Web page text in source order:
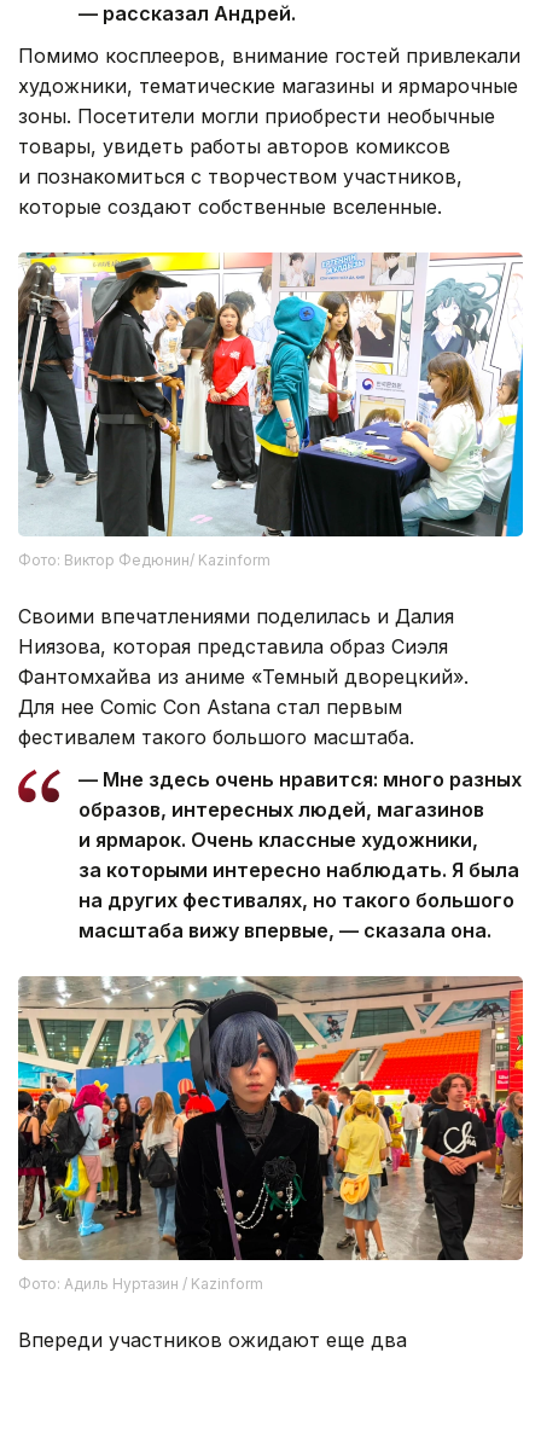
— рассказал Андрей.
Помимо косплееров, внимание гостей привлекали
художники, тематические магазины и ярмарочные
зоны. Посетители могли приобрести необычные
товары, увидеть работы авторов комиксов
и познакомиться с творчеством участников,
которые создают собственные вселенные.
Фото: Виктор Федюнин/ Kazinform
Своими впечатлениями поделилась и Далия
Ниязова, которая представила образ Сиэля
Фантомхайва из аниме «Темный дворецкий».
Для нее Comic Con Astana стал первым
фестивалем такого большого масштаба.
— Мне здесь очень нравится: много разных
образов, интересных людей, магазинов
и ярмарок. Очень классные художники,
за которыми интересно наблюдать. Я была
на других фестивалях, но такого большого
масштаба вижу впервые, — сказала она.
Фото: Адиль Нуртазин / Kazinform
Впереди участников ожидают еще два